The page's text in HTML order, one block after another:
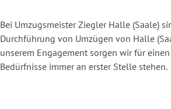
Bei Umzugsmeister Ziegler Halle (Saale)
Durchführung von Umzügen von Halle
unserem Engagement sorgen wir für einen
Bedürfnisse immer an erster Stelle stehen.